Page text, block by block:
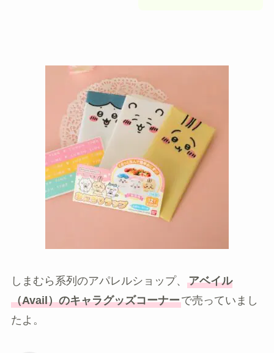
しまむら系列のアパレルショップ、 アベイル
（Avail）のキャラグッズコーナーで売っていまし
たよ。